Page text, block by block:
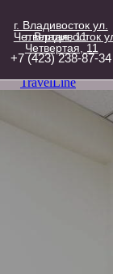
+7 (423) 238-87-34
Четвертая, 11
г. Владивосток ул.
Четвертая, 11
TravelLine